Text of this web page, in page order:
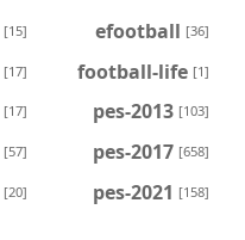
efootball [36]
[15]
football-life [1]
[17]
pes-2013 [103]
[17]
pes-2017 [658]
[57]
pes-2021 [158]
[20]